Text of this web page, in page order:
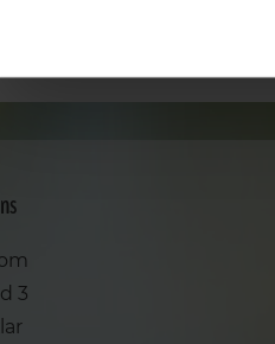
im Tipi
3